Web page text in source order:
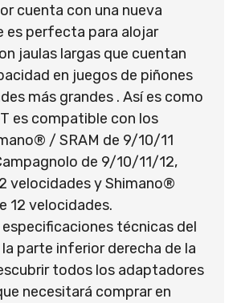
cuenta con una nueva
es perfecta para alojar
jaulas largas que cuentan
en juegos de piñones
más grandes . Así es como
T es compatible con los
/ SRAM de 9/10/11
de 9/10/11/12,
velocidades y Shimano®
12 velocidades.
especificaciones técnicas del
parte inferior derecha de la
todos los adaptadores
necesitará comprar en